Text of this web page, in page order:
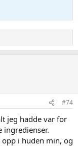
#74
jeg hadde var for
ingredienser.
i huden min, og